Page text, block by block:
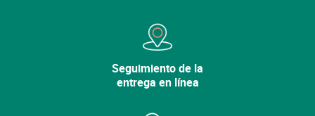
Seguir comprando
Seguimiento de la
entrega en línea